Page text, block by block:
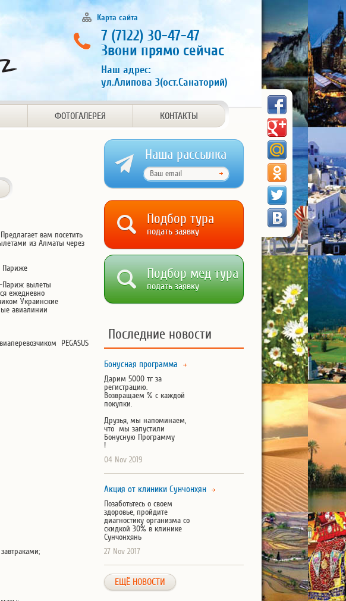
Карта сайта
7 (7122) 30-47-47
Звони прямо сейчас
Наш адрес:
ул.Алипова 3(ост.Санаторий)
ФОТОГАЛЕРЕЯ КОНТАКТЫ
вам посетить
из Алматы через
Париже
Париж вылеты
ежедневно
Украинские
авиалинии
PEGASUS
Наша рассылка
Подбор тура
подать заявку
Подбор мед тура
подать заявку
Последние новости
Бонусная программа
Дарим 5000 тг за
регистрацию.
Возвращаем % с каждой
покупки.
Друзья, мы напоминаем,
что мы запустили
Бонусную Программу
!
04 Nov 2019
Акция от клиники Сунчонхян
Позаботьтесь о своем
здоровье, пройдите
диагностику организма со
скидкой 30% в клинике
Сунчонхянь
27 Nov 2017
ЕЩЁ НОВОСТИ